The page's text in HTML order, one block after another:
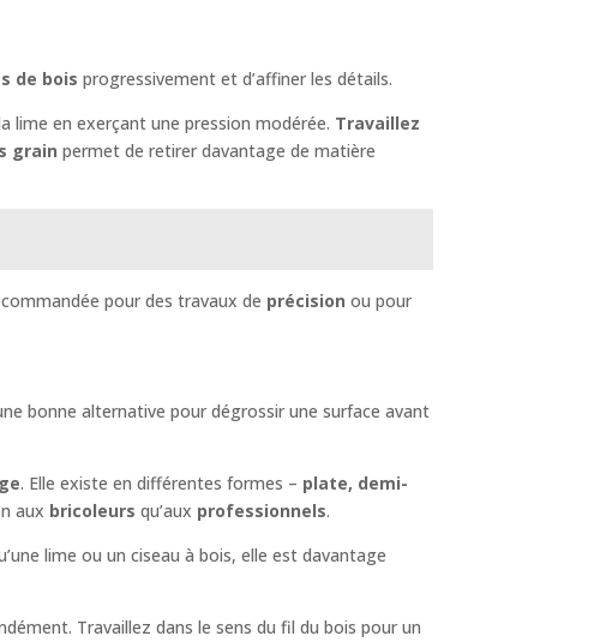
de bois progressivement et d’affiner les détails.
lime en exerçant une pression modérée. Travaillez
grain permet de retirer davantage de matière
pour des travaux de précision ou pour
bonne alternative pour dégrossir une surface avant
. Elle existe en différentes formes – plate, demi-
aux bricoleurs qu’aux professionnels.
lime ou un ciseau à bois, elle est davantage
Travaillez dans le sens du fil du bois pour un